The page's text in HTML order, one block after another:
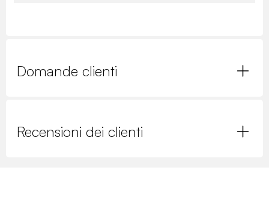
Domande clienti
Recensioni dei clienti